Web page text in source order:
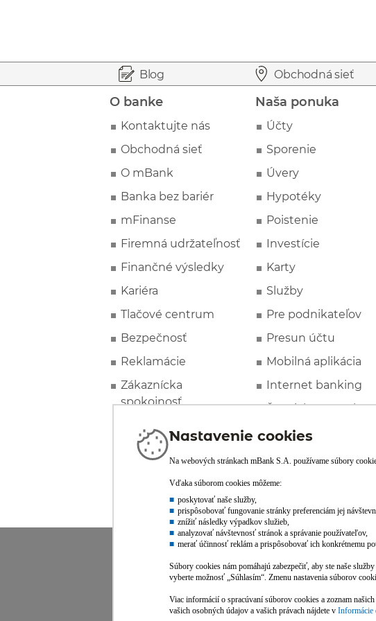
Blog Obchodná sieť
O banke
Kontaktujte nás
Obchodná sieť
O mBank
Banka bez bariér
mFinanse
Firemná udržateľnosť
Finančné výsledky
Kariéra
Tlačové centrum
Bezpečnosť
Reklamácie
Zákaznícka
spokojnosť
Naša ponuka
Účty
Sporenie
Úvery
Hypotéky
Poistenie
Investície
Karty
Služby
Pre podnikateľov
Presun účtu
Mobilná aplikácia
Internet banking
Špeciálne ponuky